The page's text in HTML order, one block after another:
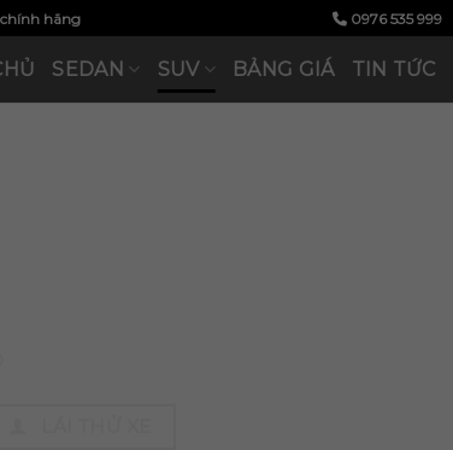
hãng 0976 535 999
SEDAN SUV BẢNG GIÁ TIN TỨC